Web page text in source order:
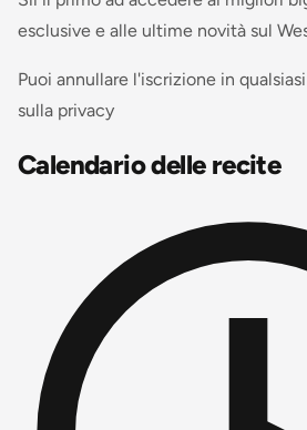
esclusive e alle ultime novità sul
Puoi annullare l'iscrizione in
sulla privacy
Calendario delle recite